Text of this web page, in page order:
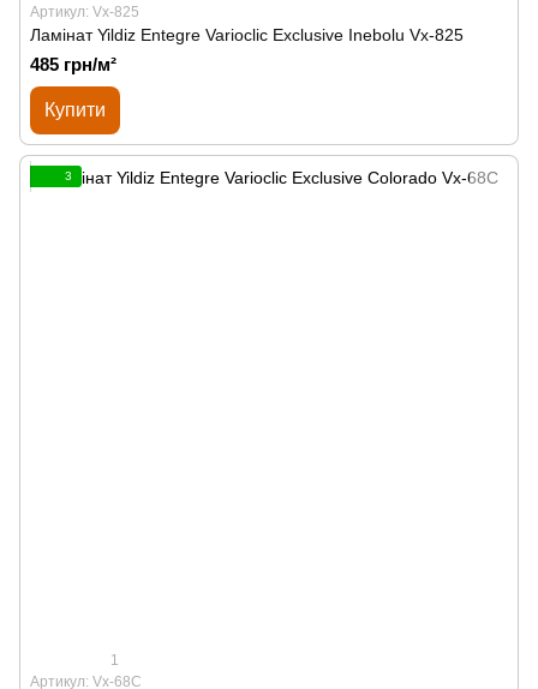
Артикул: Vx-825
Ламінат Yildiz Entegre Varioclic Exclusive Inebolu Vx-825
485 грн/м²
Купити
3
1
Артикул: Vx-68C